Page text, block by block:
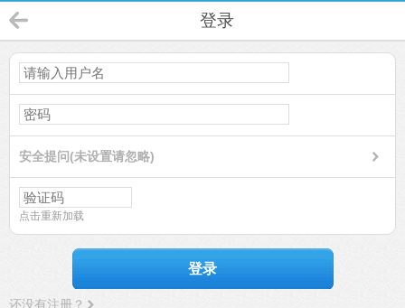
登录
安全提问(未设置请忽略)
点击重新加载
登录
还没有注册？